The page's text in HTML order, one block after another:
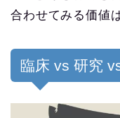
合わせてみる価値
臨床 vs 研究